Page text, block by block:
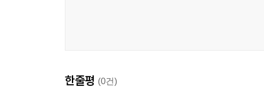
한줄평 (0건)